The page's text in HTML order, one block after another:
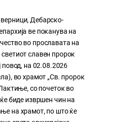
Дебарско-
ве поканува на
во прославата на
славен пророк
повод, на 02.08.2026
во храмот „Св. пророк
со почеток во
биде извршен чин на
на храмот, по што ќе